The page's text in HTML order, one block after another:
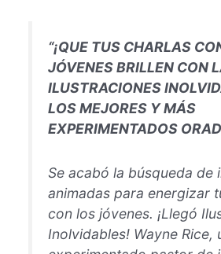
“¡QUE TUS CHARLAS
JÓVENES BRILLEN CON
ILUSTRACIONES
LOS MEJORES Y MÁS
EXPERIMENTADOS
Se acabó la búsqueda de
animadas para energizar
con los jóvenes. ¡Llegó
Inolvidables! Wayne Rice,